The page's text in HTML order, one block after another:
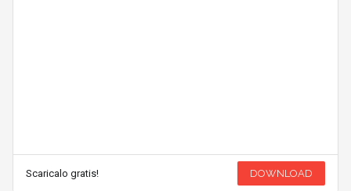
Scaricalo gratis! DOWNLOAD